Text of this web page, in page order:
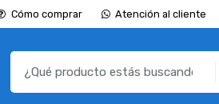
Cómo comprar Atención al cliente